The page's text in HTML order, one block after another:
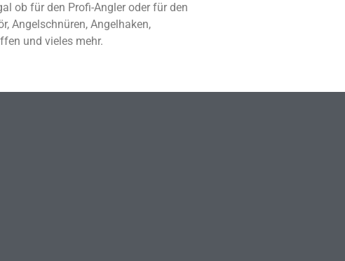
ob für den Profi-Angler oder für den
Angelschnüren, Angelhaken,
und vieles mehr.